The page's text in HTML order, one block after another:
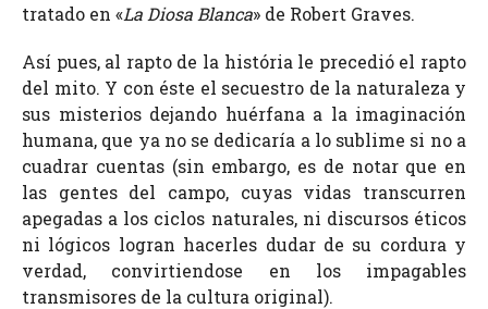
tratado en «La Diosa Blanca» de Robert Graves.
Así pues, al rapto de la história le precedió el rapto
del mito. Y con éste el secuestro de la naturaleza y
sus misterios dejando huérfana a la imaginación
humana, que ya no se dedicaría a lo sublime si no a
cuadrar cuentas (sin embargo, es de notar que en
las gentes del campo, cuyas vidas transcurren
apegadas a los ciclos naturales, ni discursos éticos
ni lógicos logran hacerles dudar de su cordura y
verdad, convirtiendose en los impagables
transmisores de la cultura original).